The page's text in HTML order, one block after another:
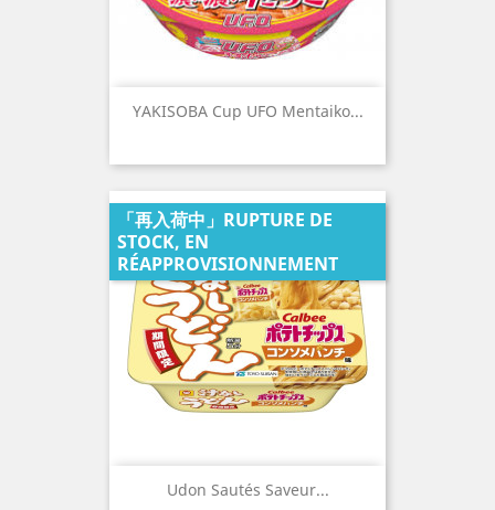
YAKISOBA Cup UFO Mentaiko...
Udon Sautés Saveur...
「再入荷中」RUPTURE DE
STOCK, EN
RÉAPPROVISIONNEMENT